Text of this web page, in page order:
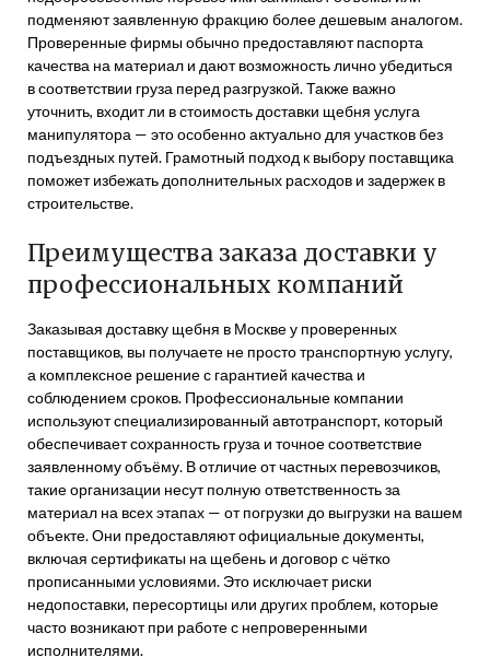
подменяют заявленную фракцию более дешевым аналогом.
Проверенные фирмы обычно предоставляют паспорта
качества на материал и дают возможность лично убедиться
в соответствии груза перед разгрузкой. Также важно
уточнить, входит ли в стоимость доставки щебня услуга
манипулятора — это особенно актуально для участков без
подъездных путей. Грамотный подход к выбору поставщика
поможет избежать дополнительных расходов и задержек в
строительстве.
Преимущества заказа доставки у
профессиональных компаний
Заказывая доставку щебня в Москве у проверенных
поставщиков, вы получаете не просто транспортную услугу,
а комплексное решение с гарантией качества и
соблюдением сроков. Профессиональные компании
используют специализированный автотранспорт, который
обеспечивает сохранность груза и точное соответствие
заявленному объёму. В отличие от частных перевозчиков,
такие организации несут полную ответственность за
материал на всех этапах — от погрузки до выгрузки на вашем
объекте. Они предоставляют официальные документы,
включая сертификаты на щебень и договор с чётко
прописанными условиями. Это исключает риски
недопоставки, пересортицы или других проблем, которые
часто возникают при работе с непроверенными
исполнителями.